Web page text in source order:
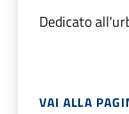
Dedicato
VAI ALLA